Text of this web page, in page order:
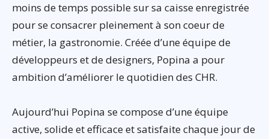
moins de temps possible sur sa caisse enregistrée
pour se consacrer pleinement à son coeur de
métier, la gastronomie. Créée d’une équipe de
développeurs et de designers, Popina a pour
ambition d’améliorer le quotidien des CHR.
Aujourd’hui Popina se compose d’une équipe
active, solide et efficace et satisfaite chaque jour de